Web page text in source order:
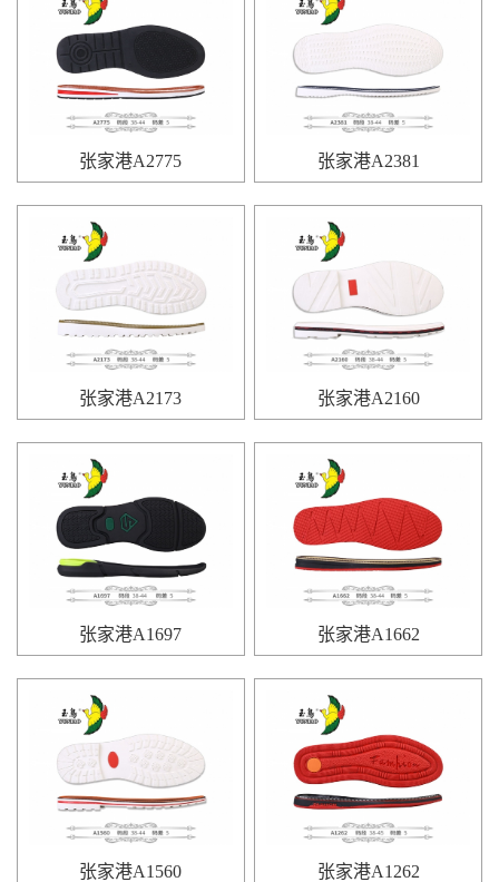
张家港A2775 张家港A2381
张家港A2173 张家港A2160
张家港A1697 张家港A1662
张家港A1560 张家港A1262